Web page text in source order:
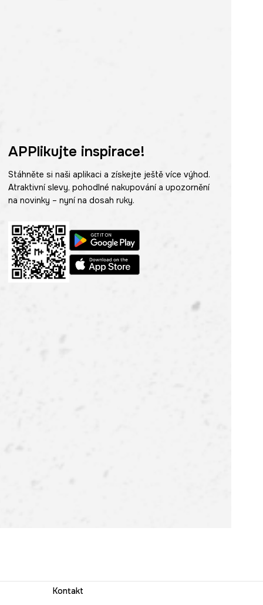
APPlikujte inspirace!
Stáhněte si naši aplikaci a získejte ještě více výhod.
Atraktivní slevy, pohodlné nakupování a upozornění
na novinky – nyní na dosah ruky.
Kontakt